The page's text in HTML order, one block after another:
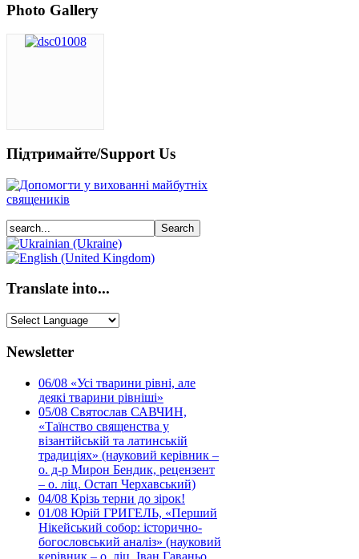
Photo Gallery
Підтримайте/Support Us
Translate into...
Newsletter
06/08 «Усі тварини рівні, але
деякі тварини рівніші»
05/08 Святослав САВЧИН,
«Таїнство священства у
візантійській та латинській
традиціях» (науковий керівник –
о. д-р Мирон Бендик, рецензент
– о. ліц. Остап Черхавський)
04/08 Крізь терни до зірок!
01/08 Юрій ГРИГЕЛЬ, «Перший
Нікейський собор: історично-
богословський аналіз» (науковий
керівник – о. ліц. Іван Гаваньо,